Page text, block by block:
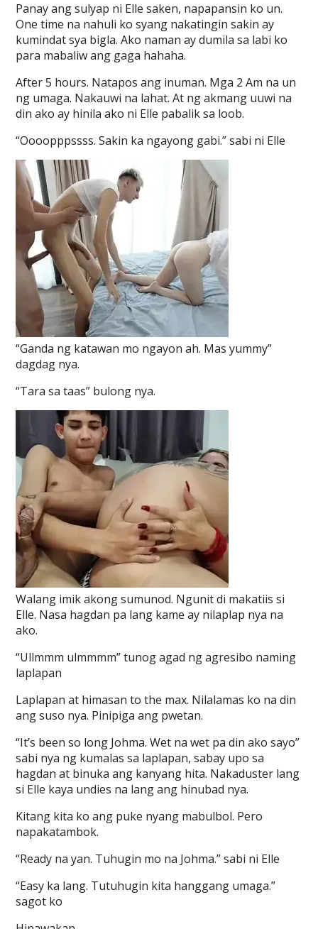
Panay ang sulyap ni Elle saken, napapansin ko un.
One time na nahuli ko syang nakatingin sakin ay
kumindat sya bigla. Ako naman ay dumila sa labi ko
para mabaliw ang gaga hahaha.
After 5 hours. Natapos ang inuman. Mga 2 Am na un
ng umaga. Nakauwi na lahat. At ng akmang uuwi na
din ako ay hinila ako ni Elle pabalik sa loob.
“Oooopppssss. Sakin ka ngayong gabi.” sabi ni Elle
“Ganda ng katawan mo ngayon ah. Mas yummy”
dagdag nya.
“Tara sa taas” bulong nya.
Walang imik akong sumunod. Ngunit di makatiis si
Elle. Nasa hagdan pa lang kame ay nilaplap nya na
ako.
“Ullmmm ulmmmm” tunog agad ng agresibo naming
laplapan
Laplapan at himasan to the max. Nilalamas ko na din
ang suso nya. Pinipiga ang pwetan.
“It’s been so long Johma. Wet na wet pa din ako sayo”
sabi nya ng kumalas sa laplapan, sabay upo sa
hagdan at binuka ang kanyang hita. Nakaduster lang
si Elle kaya undies na lang ang hinubad nya.
Kitang kita ko ang puke nyang mabulbol. Pero
napakatambok.
“Ready na yan. Tuhugin mo na Johma.” sabi ni Elle
“Easy ka lang. Tutuhugin kita hanggang umaga.”
sagot ko